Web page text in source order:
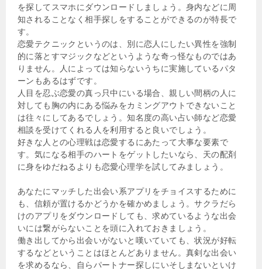
を探してスマホにダウンロードしましょう。身内などに周
知されることなく相手探しをすることができるのが特長で
す。
恋愛テクニックというのは、別に恋人にしたい異性を強制
的に落とすマジックなどというような奇っ怪なものではあ
りません。人によっては知らないうちに実施しているパタ
ーンもあるはずです。
人目を忍ぶ恋愛の真っ只中にいる場合、親しい間柄の人に
対しても胸の内にある悩みをカミングアウトできないこと
は往々にしてあるでしょう。知名度の高い占い師など恋愛
相談を受けてくれる人を利用すると良いでしょう。
好きな人との心理戦は恋愛するにあたって大事な要素で
す。気になる相手のハートをゲットしたいなら、天の配剤
に身をゆだねるよりも恋愛心理学を試してみましょう。
あなたにマッチした出会い系アプリをチョイスするために
も、信頼が置けるかどうかを確かめましょう。サクラだら
けのアプリをダウンロードしても、求めているような出会
いには繋がらないことを頭に入れておきましょう。
働き出してから出会いがないと嘆いていても、状況が好転
するなどということはほとんどありません。真剣な出会い
を求めるなら、自らパートナー探しにいそしまないといけ